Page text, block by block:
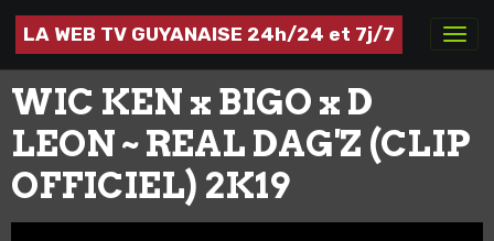
LA WEB TV GUYANAISE 24h/24 et 7j/7
WIC KEN x BIGO x D
LEON ~ REAL DAG'Z (CLIP
OFFICIEL) 2K19